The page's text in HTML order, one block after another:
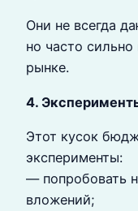
Они не всегда
но часто
рынке.
4.
Этот кусок
эксперименты:
— попробовать
вложений;